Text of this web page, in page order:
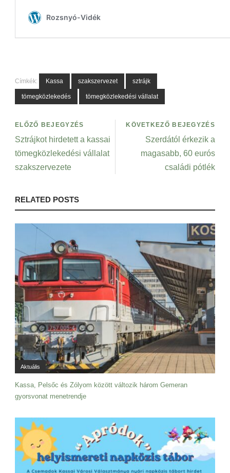
Címkék: Kassa szakszervezet sztrájk
tömegközlekedés tömegközlekedési vállalat
ELŐZŐ BEJEGYZÉS
Sztrájkot hirdetett a kassai
tömegközlekedési vállalat
szakszervezete
KÖVETKEZŐ BEJEGYZÉS
Szerdától érkezik a
magasabb, 60 eurós
családi pótlék
RELATED POSTS
Aktuális
Kassa, Pelsőc és Zólyom között változik három Gemeran
gyorsvonat menetrendje